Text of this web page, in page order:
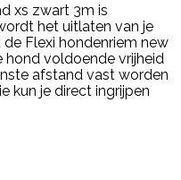
xs zwart 3m is
het uitlaten van je
Flexi hondenriem new
hond voldoende vrijheid
afstand vast worden
kun je direct ingrijpen